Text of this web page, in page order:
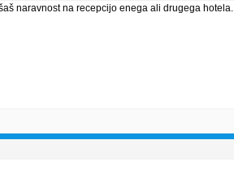
naravnost na recepcijo enega ali drugega hotela.